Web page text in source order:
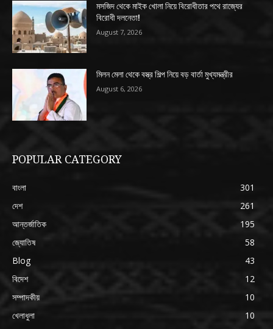
মসজিদ থেকে মাইক খোলা নিয়ে বিরোধীতার পথে রাজ্যের
বিরোধী দলনেতা!
August 7, 2026
মিলন মেলা থেকে বস্ত্র শিল্প নিয়ে বড় বার্তা মুখ্যমন্ত্রীর
August 6, 2026
POPULAR CATEGORY
বাংলা
301
দেশ
261
আন্তর্জাতিক
195
জ্যোতিষ
58
Blog
43
বিদেশ
12
সম্পাদকীয়
10
খেলাধুলা
10